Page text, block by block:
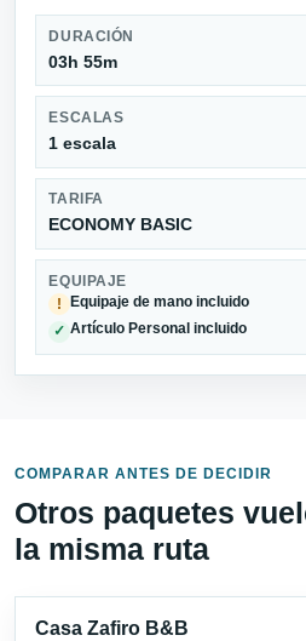
DURACIÓN
03h 55m
ESCALAS
1 escala
TARIFA
ECONOMY BASIC
EQUIPAJE
!
Equipaje de mano incluido
✓ Artículo Personal incluido
COMPARAR ANTES DE DECIDIR
Otros paquetes
la misma ruta
Casa Zafiro B&B